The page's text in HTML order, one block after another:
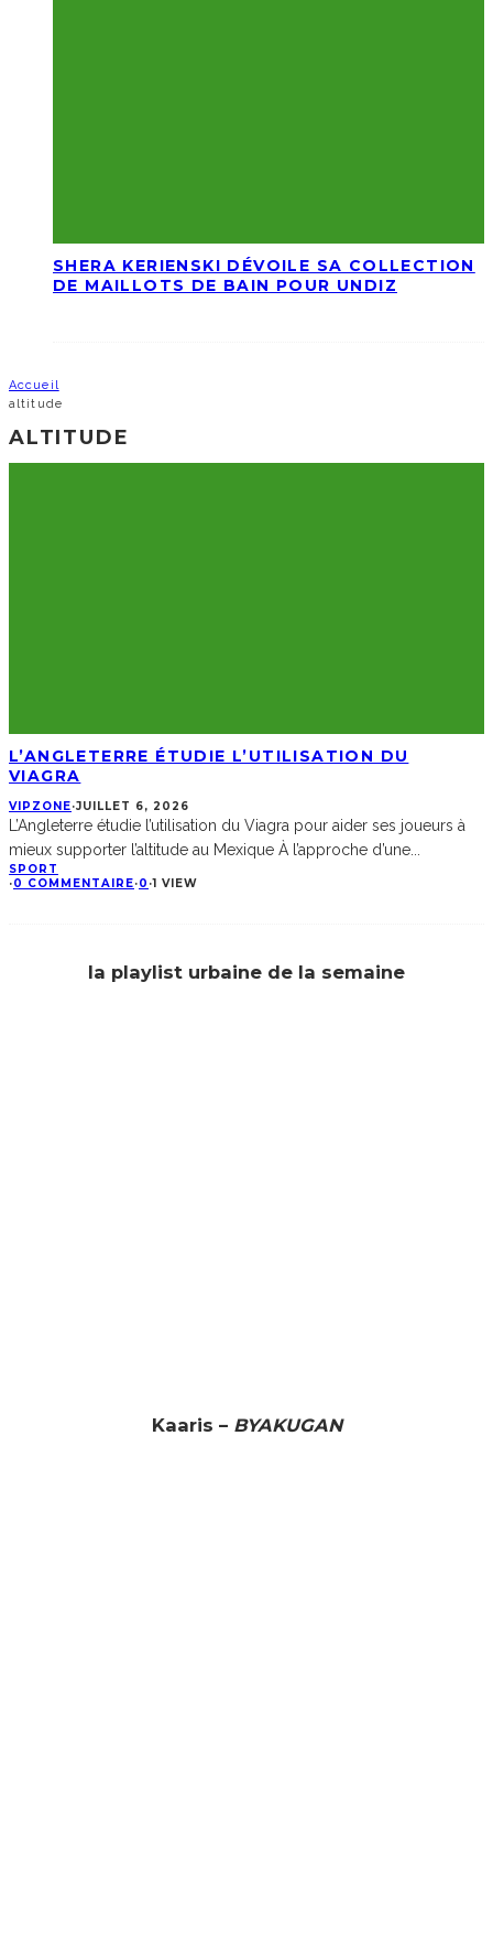
SHERA KERIENSKI DÉVOILE SA COLLECTION
DE MAILLOTS DE BAIN POUR UNDIZ
Accueil
altitude
ALTITUDE
L’ANGLETERRE ÉTUDIE L’UTILISATION DU
VIAGRA
VIPZONE·JUILLET 6, 2026
L’Angleterre étudie l’utilisation du Viagra pour aider ses joueurs à
mieux supporter l’altitude au Mexique À l’approche d’une
SPORT
·0 COMMENTAIRE·0 ·1 VIEW
la playlist urbaine de la semaine
Kaaris – BYAKUGAN